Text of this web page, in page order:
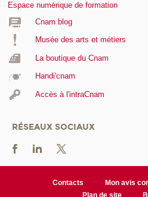
Espace numérique de formation
Cnam blog
Musée des arts et métiers
La boutique du Cnam
Handi'cnam
Accès à l'intraCnam
RÉSEAUX SOCIAUX
Contacts Mon avis